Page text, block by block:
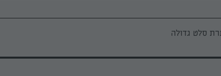
סלט גדולה